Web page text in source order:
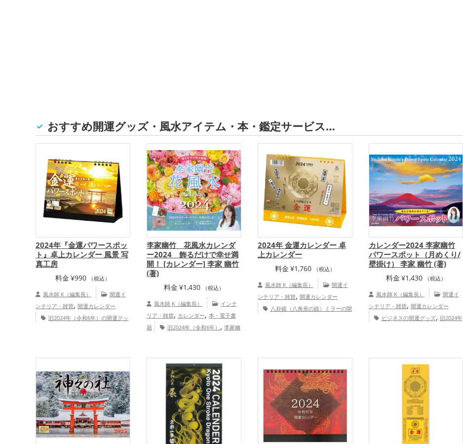
おすすめ開運グッズ・風水アイテム・本・鑑定サービス…
2024年『金運パワースポッ
ト』卓上カレンダー 風景 写
真工房
料金 ¥990 （税込）
風水師 K（編集長）
開運イ
ンテリア・雑貨, 開運カレンダー
旧2024年（令和6年）の開運グッ
縄県,九州地方 金運アップ,家庭
運・家族運アップ,総合運・全体運ア
ップ
李家幽竹 花風水カレンダ
ー2024 飾るだけで幸せ満
開！ [カレンダー] 李家 幽竹
(著)
料金 ¥1,430 （税込）
風水師 K（編集長）
インテ
リア・雑貨, カレンダー, 本・電子書
籍
旧2024年（令和6年） , 李家幽
2024年 金運カレンダー 卓
上カレンダー
料金 ¥1,760 （税込）
風水師 K（編集長）
開運イ
ンテリア・雑貨, 開運カレンダー
八卦鏡（八角形の鏡）ミラーの開
,
開運グッズ
金運アップ ,仕事運
アップ
カレンダー2024 李家幽竹
パワースポット（月めくり/
壁掛け） 李家 幽竹 (著)
料金 ¥1,430 （税込）
風水師 K（編集長）
開運イ
ンテリア・雑貨, 開運カレンダー
ビジネスの開運グッズ, 旧2024年
金運アップ,仕事運アップ
運・全体運アップ